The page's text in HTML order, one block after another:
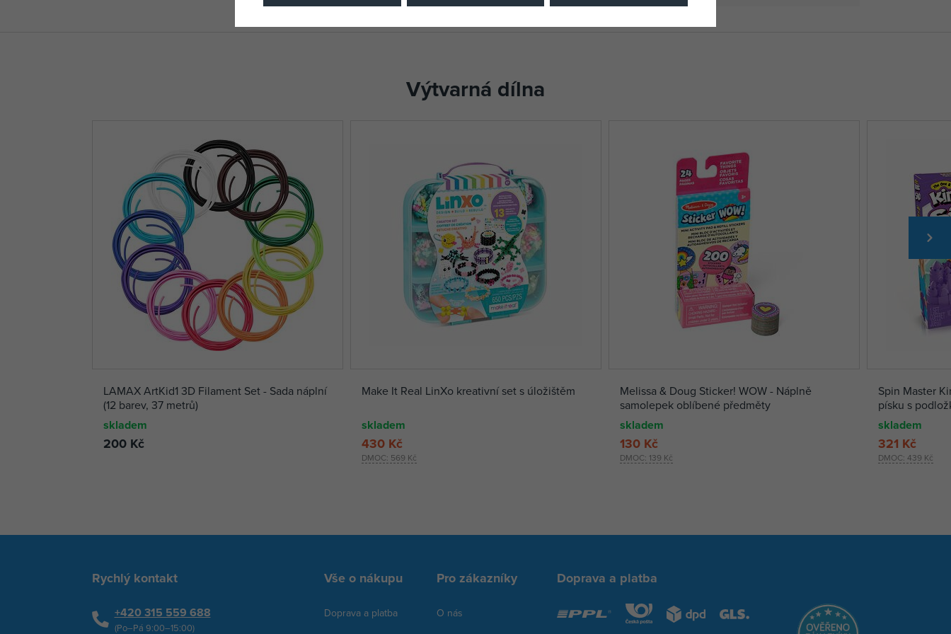
Výtvarná dílna
LAMAX ArtKid1 3D Filament Set - Sada náplní
(12 barev, 37 metrů)
skladem
200 Kč
Make It Real LinXo kreativní set s úložištěm
skladem
DMOC: 569 Kč
430 Kč
Melissa & Doug Sticker! WOW - Náplně
samolepek oblíbené předměty
skladem
DMOC: 139 Kč
130 Kč
Spin Master
písku s
skladem
DMOC: 439 Kč
321 Kč
Rychlý kontakt
+420 315 559 688
(Po–Pá 9:00–15:00)
Vše o nákupu
Doprava a platba
Pro zákazníky
O nás
Doprava a platba